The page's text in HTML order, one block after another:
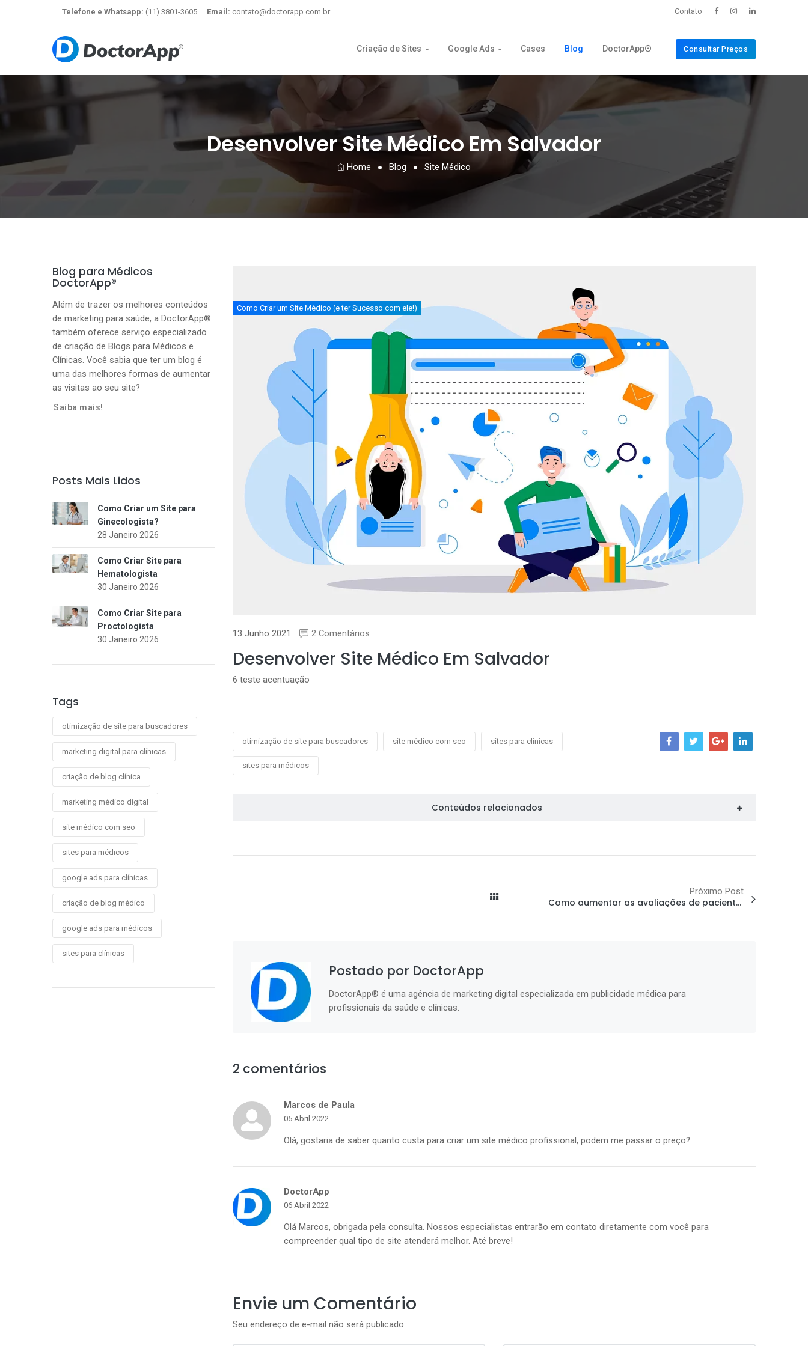
Telefone e Whatsapp: (11) 3801-3605 Email: contato@doctorapp.com.br Contato
Criação de Sites Google Ads Cases Blog DoctorApp® Consultar Preços
Desenvolver Site Médico Em Salvador
Home Blog Site Médico
Blog para Médicos
DoctorApp®
Além de trazer os melhores conteúdos
de marketing para saúde, a DoctorApp®
também oferece serviço especializado
de criação de Blogs para Médicos e
Clínicas. Você sabia que ter um blog é
uma das melhores formas de aumentar
as visitas ao seu site?
Saiba mais!
Posts Mais Lidos
Como Criar um Site para
Ginecologista?
28 Janeiro 2026
Como Criar Site para
Hematologista
30 Janeiro 2026
Como Criar Site para
Proctologista
30 Janeiro 2026
Tags
otimização de site para buscadores
marketing digital para clínicas
criação de blog clínica
marketing médico digital
site médico com seo
sites para médicos
google ads para clínicas
criação de blog médico
google ads para médicos
sites para clínicas
Como Criar um Site Médico (e ter Sucesso com ele!)
13 Junho 2021 2 Comentários
Desenvolver Site Médico Em Salvador
6 teste acentuação
otimização de site para buscadores site médico com seo sites para clínicas
sites para médicos
Conteúdos relacionados
Próximo Post
Como aumentar as avaliações de pacientes no Google Meu Negócio e melhorar sua reputação
Postado por DoctorApp
DoctorApp® é uma agência de marketing digital especializada em publicidade médica para
profissionais da saúde e clínicas.
2 comentários
Marcos de Paula
05 Abril 2022
Olá, gostaria de saber quanto custa para criar um site médico profissional, podem me passar o preço?
DoctorApp
06 Abril 2022
Olá Marcos, obrigada pela consulta. Nossos especialistas entrarão em contato diretamente com você para
compreender qual tipo de site atenderá melhor. Até breve!
Envie um Comentário
Seu endereço de e-mail não será publicado.